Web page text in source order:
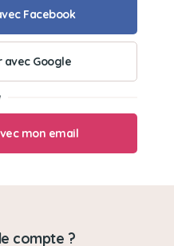
Facebook
avec Google
mon email
compte ?